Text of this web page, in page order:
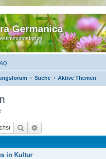
Germanica
Suche Aktive Themen
Suche
in Kultur